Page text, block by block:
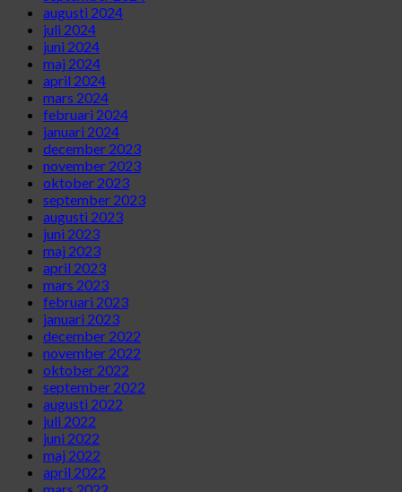
augusti 2024
juli 2024
juni 2024
maj 2024
april 2024
mars 2024
februari 2024
januari 2024
december 2023
november 2023
oktober 2023
september 2023
augusti 2023
juni 2023
maj 2023
april 2023
mars 2023
februari 2023
januari 2023
december 2022
november 2022
oktober 2022
september 2022
augusti 2022
juli 2022
juni 2022
maj 2022
april 2022